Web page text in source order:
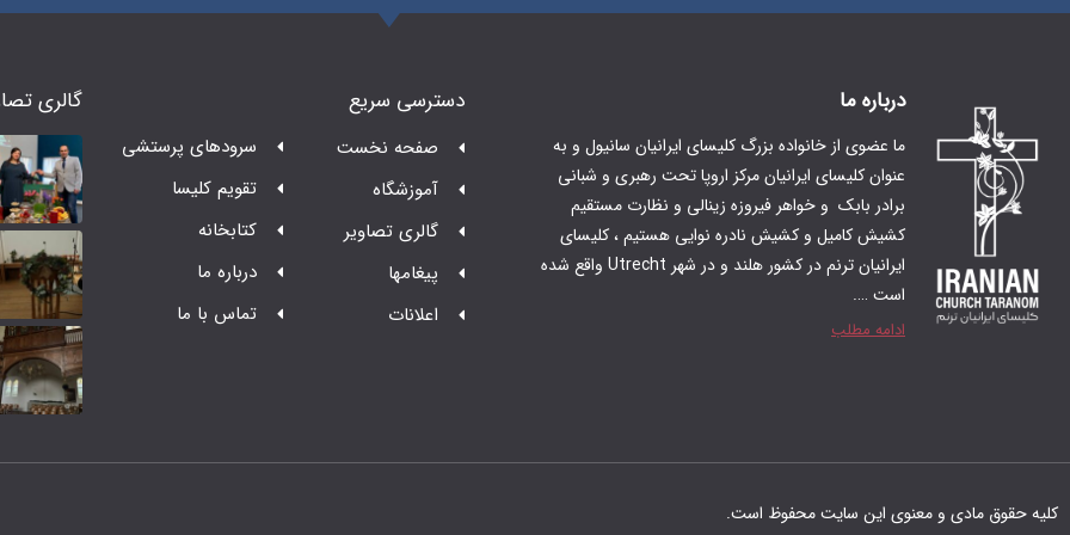
درباره ما
ما عضوی از خانواده بزرگ کلیسای ایرانیان سانیول و به
عنوان کلیسای ایرانیان مرکز اروپا تحت رهبری و شبانی
برادر بابک و‌ خواهر فیروزه زینالی و نظارت مستقیم
کشیش کامیل و کشیش نادره نوایی هستیم ، کلیسای
ایرانیان ترنم در کشور هلند و در شهر Utrecht واقع شده
است ….
ادامه مطلب
دسترسی سریع
صفحه نخست
آموزشگاه
گالری تصاویر
پیغامها
اعلانات
سرودهای پرستشی
تقویم کلیسا
کتابخانه
درباره ما
تماس با ما
گالری
کلیه حقوق مادی و معنوی این سایت محفوظ است.